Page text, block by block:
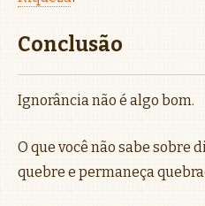
Conclusão
Ignorância não é algo bom.
O que você não sabe sobre
quebre e permaneça